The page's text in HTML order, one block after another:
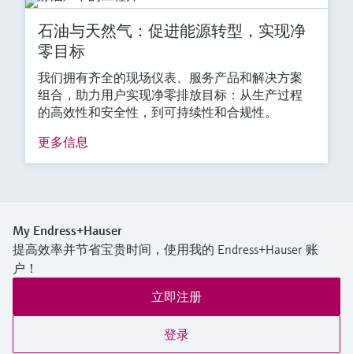
石油与天然气：促进能源转型，实现净
零目标
我们拥有齐全的现场仪表、服务产品和解决方案
组合，助力用户实现净零排放目标：从生产过程
的高效性和安全性，到可持续性和合规性。
更多信息
My Endress+Hauser
提高效率并节省宝贵时间，使用我的 Endress+Hauser 账
户！
立即注册
登录